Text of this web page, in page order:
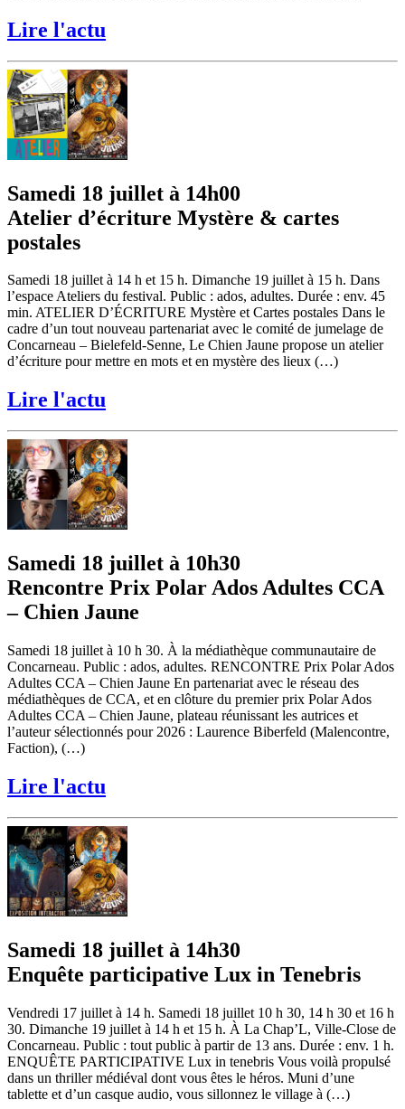
Lire l'actu
Samedi 18 juillet à 14h00
Atelier d’écriture Mystère & cartes
postales
Samedi 18 juillet à 14 h et 15 h. Dimanche 19 juillet à 15 h. Dans
l’espace Ateliers du festival. Public : ados, adultes. Durée : env. 45
min. ATELIER D’ÉCRITURE Mystère et Cartes postales Dans le
cadre d’un tout nouveau partenariat avec le comité de jumelage de
Concarneau – Bielefeld-Senne, Le Chien Jaune propose un atelier
d’écriture pour mettre en mots et en mystère des lieux (…)
Lire l'actu
Samedi 18 juillet à 10h30
Rencontre Prix Polar Ados Adultes CCA
– Chien Jaune
Samedi 18 juillet à 10 h 30. À la médiathèque communautaire de
Concarneau. Public : ados, adultes. RENCONTRE Prix Polar Ados
Adultes CCA – Chien Jaune En partenariat avec le réseau des
médiathèques de CCA, et en clôture du premier prix Polar Ados
Adultes CCA – Chien Jaune, plateau réunissant les autrices et
l’auteur sélectionnés pour 2026 : Laurence Biberfeld (Malencontre,
Faction), (…)
Lire l'actu
Samedi 18 juillet à 14h30
Enquête participative Lux in Tenebris
Vendredi 17 juillet à 14 h. Samedi 18 juillet 10 h 30, 14 h 30 et 16 h
30. Dimanche 19 juillet à 14 h et 15 h. À La Chap’L, Ville-Close de
Concarneau. Public : tout public à partir de 13 ans. Durée : env. 1 h.
ENQUÊTE PARTICIPATIVE Lux in tenebris Vous voilà propulsé
dans un thriller médiéval dont vous êtes le héros. Muni d’une
tablette et d’un casque audio, vous sillonnez le village à (…)